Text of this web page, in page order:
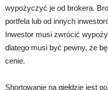
wypożyczyć je od brokera.
portfela lub od innych
Inwestor musi zwrócić
dlatego musi być pewny, że
cenie.
Shortowanie na giełdzie jest